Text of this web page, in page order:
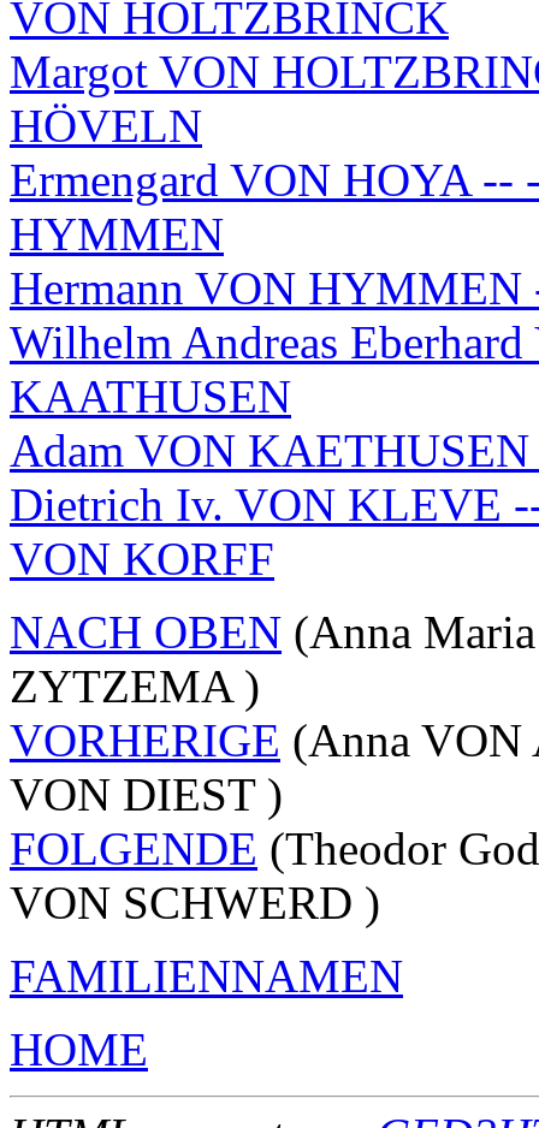
VON HOLTZBRINCK
Margot VON
HÖVELN
Ermengard VON HOYA --
HYMMEN
Hermann VON
Wilhelm Andreas
KAATHUSEN
Adam VON
Dietrich Iv. VON KLEVE
VON KORFF
NACH OBEN (Anna
ZYTZEMA )
VORHERIGE (Anna VON
VON DIEST )
FOLGENDE (Theodor
VON SCHWERD )
FAMILIENNAMEN
HOME